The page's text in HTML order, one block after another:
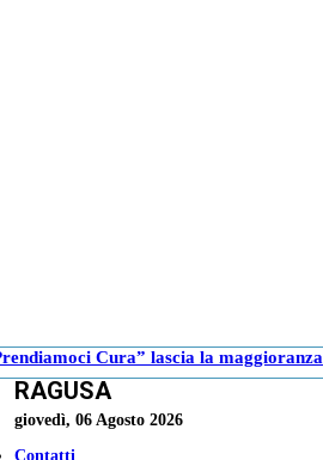
Cura” lascia la maggioranza
RAGUSA
giovedì, 06 Agosto 2026
Contatti